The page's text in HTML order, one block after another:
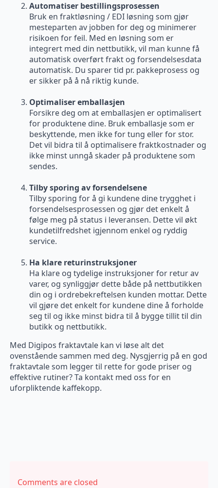
Automatiser bestillingsprosessen
Bruk en fraktløsning / EDI løsning som gjør
mesteparten av jobben for deg og minimerer
risikoen for feil. Med en løsning som er
integrert med din nettbutikk, vil man kunne få
automatisk overført frakt og forsendelsesdata
automatisk. Du sparer tid pr. pakkeprosess og
er sikker på å nå riktig kunde.
Optimaliser emballasjen
Forsikre deg om at emballasjen er optimalisert
for produktene dine. Bruk emballasje som er
beskyttende, men ikke for tung eller for stor.
Det vil bidra til å optimalisere fraktkostnader og
ikke minst unngå skader på produktene som
sendes.
Tilby sporing av forsendelsene
Tilby sporing for å gi kundene dine trygghet i
forsendelsesprosessen og gjør det enkelt å
følge meg på status i leveransen. Dette vil økt
kundetilfredshet igjennom enkel og ryddig
service.
Ha klare returinstruksjoner
Ha klare og tydelige instruksjoner for retur av
varer, og synliggjør dette både på nettbutikken
din og i ordrebekreftelsen kunden mottar. Dette
vil gjøre det enkelt for kundene dine å forholde
seg til og ikke minst bidra til å bygge tillit til din
butikk og nettbutikk.
Med Digipos fraktavtale kan vi løse alt det
ovenstående sammen med deg. Nysgjerrig på en god
fraktavtale som legger til rette for gode priser og
effektive rutiner? Ta kontakt med oss for en
uforpliktende kaffekopp.
Comments are closed